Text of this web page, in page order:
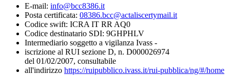
E-mail: info@bcc8386.it
Posta certificata: 08386.bcc@actaliscertymail.it
Codice swift: ICRA IT RR AQ0
Codice destinatario SDI: 9GHPHLV
Intermediario soggetto a vigilanza Ivass -
iscrizione al RUI sezione D, n. D000026974
del 01/02/2007, consultabile
all'indirizzo https://ruipubblico.ivass.it/rui-pubblica/ng/#/home